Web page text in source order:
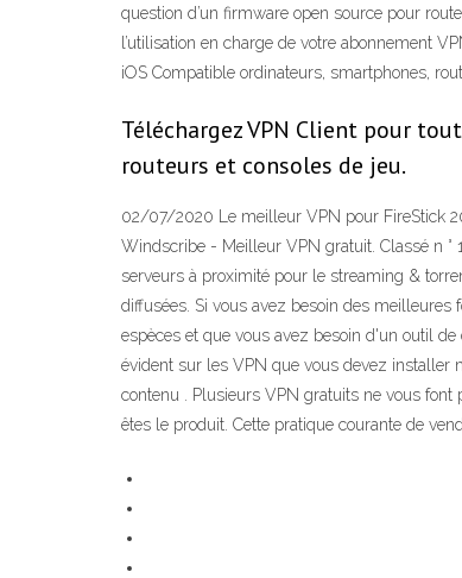
question d’un firmware open source pour
l’utilisation en charge de votre abonnement
iOS Compatible ordinateurs, smartphones,
Téléchargez VPN Client pour
routeurs et consoles de jeu.
02/07/2020 Le meilleur VPN pour FireStick
Windscribe - Meilleur VPN gratuit. Classé n °
serveurs à proximité pour le streaming &
diffusées. Si vous avez besoin des
espèces et que vous avez besoin d'un outil
évident sur les VPN que vous devez installer
contenu . Plusieurs VPN gratuits ne vous
êtes le produit. Cette pratique courante de